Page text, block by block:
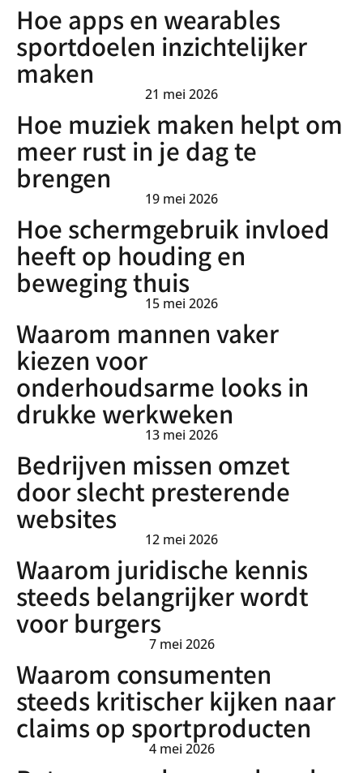
Hoe apps en wearables
sportdoelen inzichtelijker
maken
21 mei 2026
Hoe muziek maken helpt om
meer rust in je dag te
brengen
19 mei 2026
Hoe schermgebruik invloed
heeft op houding en
beweging thuis
15 mei 2026
Waarom mannen vaker
kiezen voor
onderhoudsarme looks in
drukke werkweken
13 mei 2026
Bedrijven missen omzet
door slecht presterende
websites
12 mei 2026
Waarom juridische kennis
steeds belangrijker wordt
voor burgers
7 mei 2026
Waarom consumenten
steeds kritischer kijken naar
claims op sportproducten
4 mei 2026